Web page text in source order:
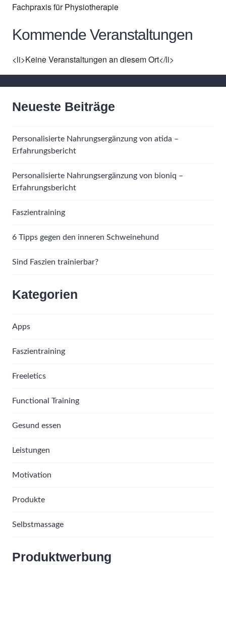
Fachpraxis für Physiotherapie
Kommende Veranstaltungen
<li>Keine Veranstaltungen an diesem Ort</li>
Neueste Beiträge
Personalisierte Nahrungsergänzung von atida –
Erfahrungsbericht
Personalisierte Nahrungsergänzung von bioniq –
Erfahrungsbericht
Faszientraining
6 Tipps gegen den inneren Schweinehund
Sind Faszien trainierbar?
Kategorien
Apps
Faszientraining
Freeletics
Functional Training
Gesund essen
Leistungen
Motivation
Produkte
Selbstmassage
Produktwerbung